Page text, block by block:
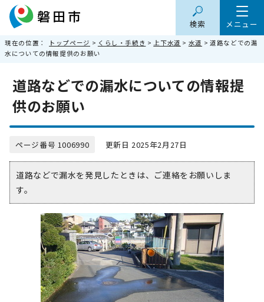
メニュー
検索
現在の位置： トップページ > くらし・手続き >上下水道 > 水道 > 道路などでの漏
水についての情報提供のお願い
道路などでの漏水についての情報提
供のお願い
ページ番号 1006990 更新日 2025年2月27日
道路などで漏水を発見したときは、ご連絡をお願いしま
す。